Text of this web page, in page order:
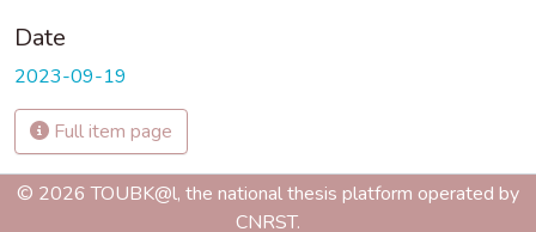
Date
2023-09-19
Full item page
© 2026 TOUBK@l, the national thesis platform operated by
CNRST.